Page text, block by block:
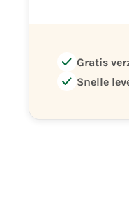
check Gratis
check Snelle